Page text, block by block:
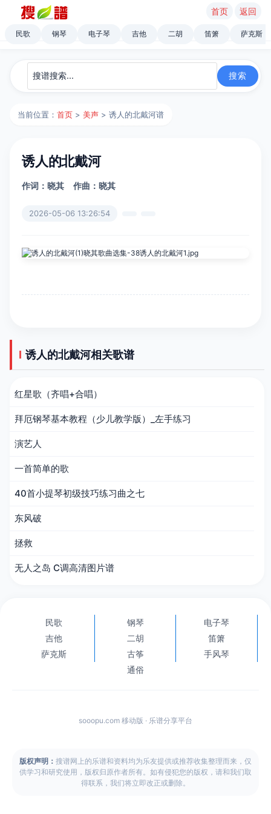
首页 返回
民歌 钢琴 电子琴 吉他 二胡 笛箫 萨克斯
当前位置：首页 >美声 > 诱人的北戴河谱
诱人的北戴河
作词：晓其 作曲：晓其
2026-05-06 13:26:54
诱人的北戴河相关歌谱
红星歌（齐唱+合唱）
拜厄钢琴基本教程（少儿教学版）_左手练习
演艺人
一首简单的歌
40首小提琴初级技巧练习曲之七
东风破
拯救
无人之岛 C调高清图片谱
民歌 钢琴
电子琴
吉他
二胡
笛箫
萨克斯
古筝
手风琴
通俗
sooopu.com 移动版 · 乐谱分享平台
版权声明： 搜谱网上的乐谱和资料均为乐友提供或推荐收集整理而来，仅
供学习和研究使用，版权归原作者所有。如有侵犯您的版权，请和我们取
得联系，我们将立即改正或删除。